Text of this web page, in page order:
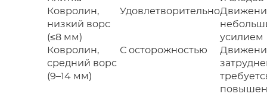
Ковролин,
низкий ворс
(≤8 мм)
Удовлетворительно
усилием
Ковролин,
средний ворс
(9–14 мм)
С осторожностью